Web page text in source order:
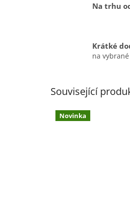
Na trhu
Krátké
na
Související
Novinka